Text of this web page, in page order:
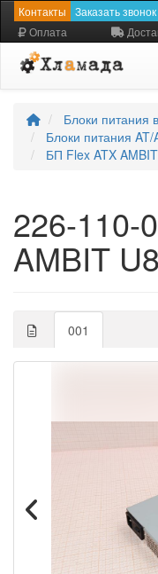
Контакты Заказать звонок
Оплата
Блоки питания
Блоки питания AT/
БП Flex ATX
226-110-
AMBIT
001